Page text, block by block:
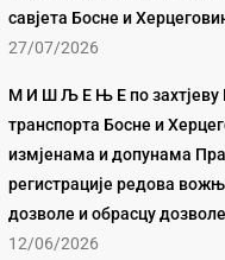
савјета Босне и
27/07/2026
М И Ш Љ Е Њ Е по захтјеву
транспорта Босне и
измјенама и допунама
регистрације редова
дозволе и обрасцу дозволе
12/06/2026